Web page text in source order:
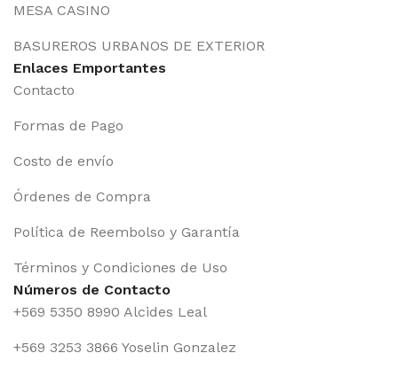
MESA CASINO
BASUREROS URBANOS DE EXTERIOR
Enlaces Emportantes
Contacto
Formas de Pago
Costo de envío
Órdenes de Compra
Política de Reembolso y Garantía
Términos y Condiciones de Uso
Números de Contacto
+569 5350 8990 Alcides Leal
+569 3253 3866 Yoselin Gonzalez